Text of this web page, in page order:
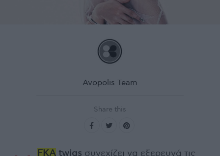
Avopolis Team
Share this
FKA twigs συνεχίζει να εξερευνά τις